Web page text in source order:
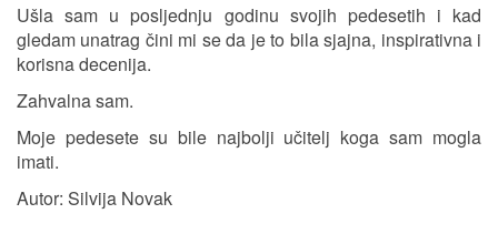
Ušla sam u posljednju godinu svojih pedesetih i kad
gledam unatrag čini mi se da je to bila sjajna, inspirativna i
korisna decenija.
Zahvalna sam.
Moje pedesete su bile najbolji učitelj koga sam mogla
imati.
Autor: Silvija Novak